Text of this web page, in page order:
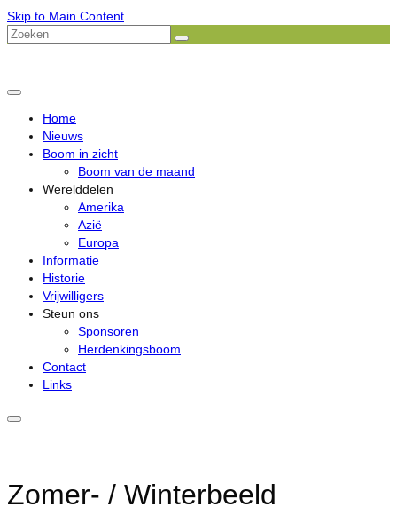
Skip to Main Content
Zoeken
Home
Nieuws
Boom in zicht
Boom van de maand
Werelddelen
Amerika
Azië
Europa
Informatie
Historie
Vrijwilligers
Steun ons
Sponsoren
Herdenkingsboom
Contact
Links
Zomer- / Winterbeeld